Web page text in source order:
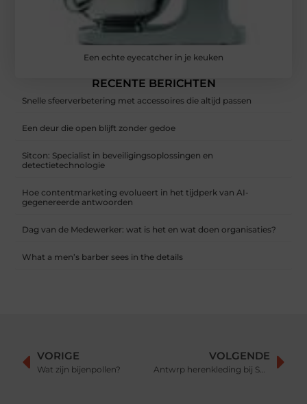
Een echte eyecatcher in je keuken
RECENTE BERICHTEN
Snelle sfeerverbetering met accessoires die altijd passen
Een deur die open blijft zonder gedoe
Sitcon: Specialist in beveiligingsoplossingen en
detectietechnologie
Hoe contentmarketing evolueert in het tijdperk van AI-
gegenereerde antwoorden
Dag van de Medewerker: wat is het en wat doen organisaties?
What a men’s barber sees in the details
VORIGE
Wat zijn bijenpollen?
VOLGENDE
Antwrp herenkleding bij Sans-online